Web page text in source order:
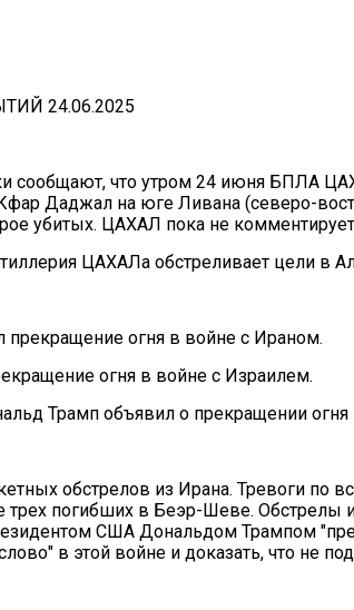
24.06.2025
сообщают, что утром 24 июня БПЛА
Даджал на юге Ливана (северо-
убитых. ЦАХАЛ пока не
ЦАХАЛа обстреливает цели в
прекращение огня в войне с Ираном.
огня в войне с Израилем.
Трамп объявил о прекращении
обстрелов из Ирана. Тревоги по
трех погибших в Беэр-Шеве. Обстрелы
США Дональдом Трампом
в этой войне и доказать, что не